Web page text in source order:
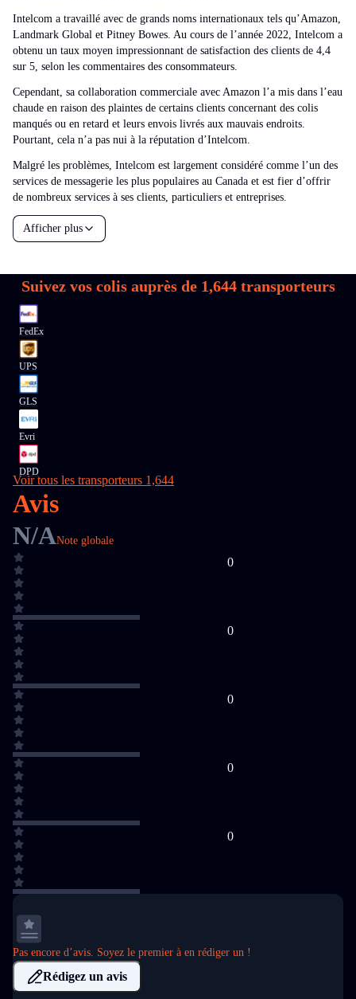
Intelcom a travaillé avec de grands noms internationaux tels qu’Amazon,
Landmark Global et Pitney Bowes. Au cours de l’année 2022, Intelcom a
obtenu un taux moyen impressionnant de satisfaction des clients de 4,4
sur 5, selon les commentaires des consommateurs.
Cependant, sa collaboration commerciale avec Amazon l’a mis dans l’eau
chaude en raison des plaintes de certains clients concernant des colis
manqués ou en retard et leurs envois livrés aux mauvais endroits.
Pourtant, cela n’a pas nui à la réputation d’Intelcom.
Malgré les problèmes, Intelcom est largement considéré comme l’un des
services de messagerie les plus populaires au Canada et est fier d’offrir
de nombreux services à ses clients, particuliers et entreprises.
Afficher plus
Suivez vos colis auprès de 1,644transporteurs
FedEx
UPS
GLS
Evri
DPD
Voir tous les transporteurs 1,644
Avis
N/ANote globale
0
0
0
0
0
Pas encore d’avis. Soyez le premier à en rédiger un !
Rédigez un avis